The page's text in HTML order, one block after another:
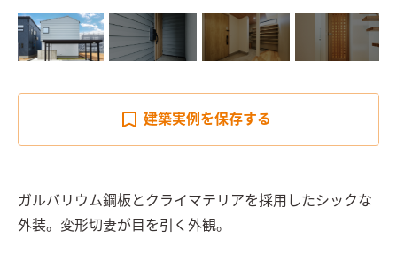
建築実例を保存する
ガルバリウム鋼板とクライマテリアを採用したシックな
外装。変形切妻が目を引く外観。